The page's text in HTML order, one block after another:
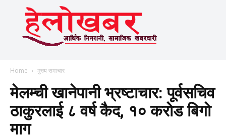
Home मुख्य समाचार
मेलम्ची खानेपानी भ्रष्टाचार: पूर्वसचिव
ठाकुरलाई ८ वर्ष कैद, १० कराेड बिगाे
माग